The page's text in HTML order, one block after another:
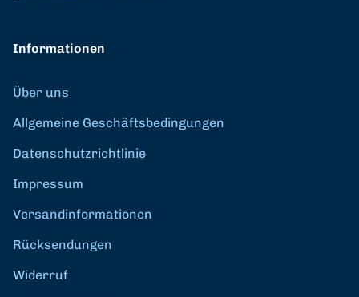
Informationen
Über uns
Allgemeine Geschäftsbedingungen
Datenschutzrichtlinie
Impressum
Versandinformationen
Rücksendungen
Widerruf